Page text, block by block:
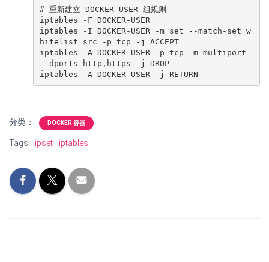
# 重新建立 DOCKER-USER 组规则
iptables -F DOCKER-USER
iptables -I DOCKER-USER -m set --match-set w
hitelist src -p tcp -j ACCEPT
iptables -A DOCKER-USER -p tcp -m multiport
--dports http,https -j DROP
iptables -A DOCKER-USER -j RETURN
分类： DOCKER 容器
Tags: ipset iptables